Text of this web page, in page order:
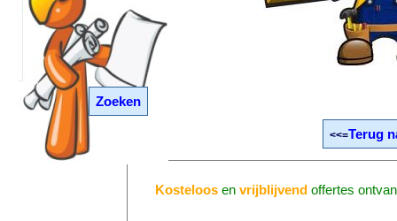
Zoeken
<<=Terug
Kosteloos envrijblijvend offertes